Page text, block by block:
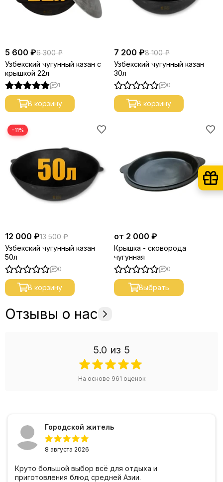
5 600 ₽6 300 ₽
Узбекский чугунный казан с
крышкой 22л
1
В корзину
7 200 ₽8 100 ₽
Узбекский чугунный казан
30л
0
В корзину
−11%
12 000 ₽13 500 ₽
Узбекский чугунный казан
50л
0
В корзину
от 2 000 ₽
Крышка - сковорода
чугунная
0
Выбрать
Отзывы о нас
5.0 из 5
На основе 961 оценок
Городской житель
8 августа 2026
Круто большой выбор всё для отдыха и
приготовления блюд средней Азии.